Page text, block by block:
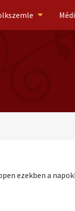
ezekben a